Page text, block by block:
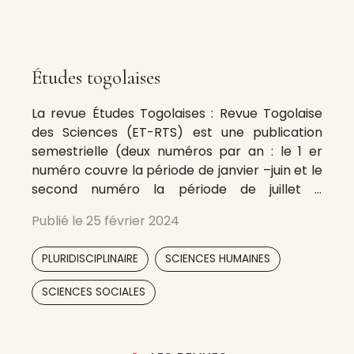
Études togolaises
La revue Études Togolaises : Revue Togolaise
des Sciences (ET-RTS) est une publication
semestrielle (deux numéros par an : le 1 er
numéro couvre la période de janvier –juin et le
second numéro la période de juillet –
Recherche Scientifique (INRS) et concerne : –
d’une part les sciences
Publié le 25 février 2024
PLURIDISCIPLINAIRE SCIENCES HUMAINES
SCIENCES SOCIALES